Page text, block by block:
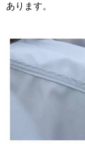
あります。